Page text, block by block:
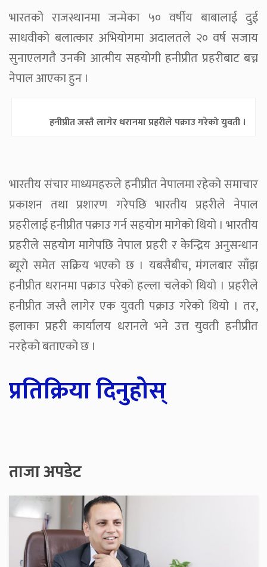
भारतको राजस्थानमा जन्मेका ५० वर्षीय बाबालाई दुई
साधवीको बलात्कार अभियोगमा अदालतले २० वर्ष सजाय
सुनाएलगतै उनकी आत्मीय सहयोगी हनीप्रीत प्रहरीबाट बच्न
नेपाल आएका हुन ।
हनीप्रीत जस्तै लागेर धरानमा प्रहरीले पक्राउ गरेको युवती ।
भारतीय संचार माध्यमहरुले हनीप्रीत नेपालमा रहेको समाचार
प्रकाशन तथा प्रशारण गरेपछि भारतीय प्रहरीले नेपाल
प्रहरीलाई हनीप्रीत पक्राउ गर्न सहयोग मागेको थियो । भारतीय
प्रहरीले सहयोग मागेपछि नेपाल प्रहरी र केन्द्रिय अनुसन्धान
ब्यूरो समेत सक्रिय भएको छ । यबसैबीच, मंगलबार साँझ
हनीप्रीत धरानमा पक्राउ परेको हल्ला चलेको थियो । प्रहरीले
हनीप्रीत जस्तै लागेर एक युवती पक्राउ गरेको थियो । तर,
इलाका प्रहरी कार्यालय धरानले भने उत्त युवती हनीप्रीत
नरहेको बताएको छ ।
प्रतिक्रिया दिनुहोस्
ताजा अपडेट